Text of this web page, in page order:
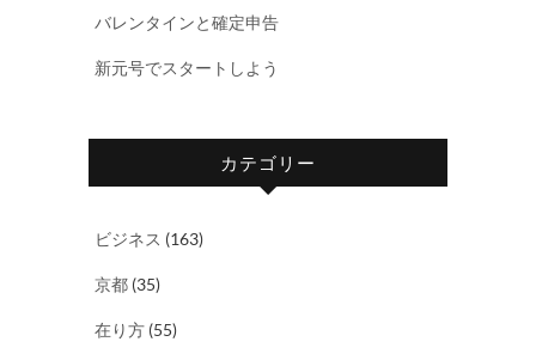
バレンタインと確定申告
新元号でスタートしよう
カテゴリー
ビジネス (163)
京都 (35)
在り方 (55)